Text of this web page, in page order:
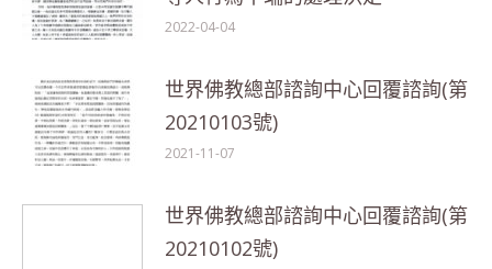
2022-04-04
世界佛教總部諮詢中心回覆諮詢(第
20210103號)
2021-11-07
世界佛教總部諮詢中心回覆諮詢(第
20210102號)